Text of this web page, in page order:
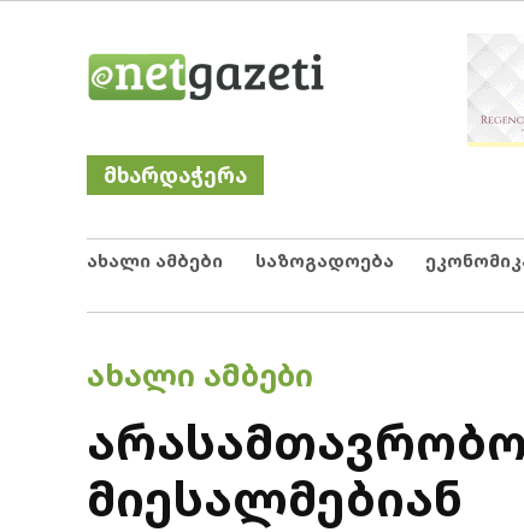
Netgazeti
მხარდაჭერა
ახალი ამბები საზოგადოება
POSTED
ᲐᲮᲐᲚᲘ ᲐᲛᲑᲔᲑᲘ
მიესალმებიან